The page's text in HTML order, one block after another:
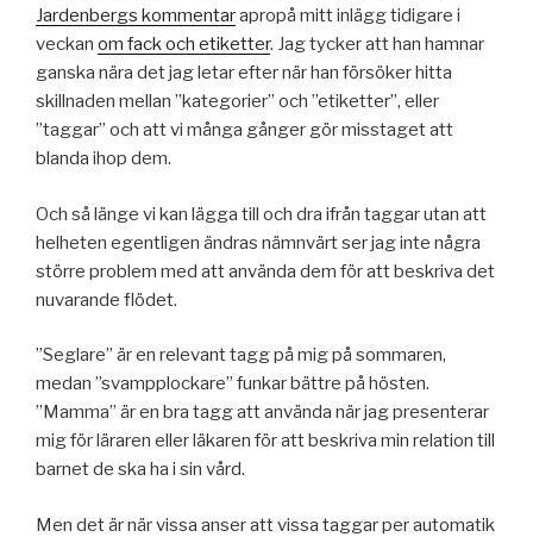
Jardenbergs kommentarapropå mitt inlägg tidigare i
veckan om fack och etiketter. Jag tycker att han hamnar
ganska nära det jag letar efter när han försöker hitta
skillnaden mellan ”kategorier” och ”etiketter”, eller
”taggar” och att vi många gånger gör misstaget att
blanda ihop dem.
Och så länge vi kan lägga till och dra ifrån taggar utan att
helheten egentligen ändras nämnvärt ser jag inte några
större problem med att använda dem för att beskriva det
nuvarande flödet.
”Seglare” är en relevant tagg på mig på sommaren,
medan ”svampplockare” funkar bättre på hösten.
”Mamma” är en bra tagg att använda när jag presenterar
mig för läraren eller läkaren för att beskriva min relation till
barnet de ska ha i sin vård.
Men det är när vissa anser att vissa taggar per automatik